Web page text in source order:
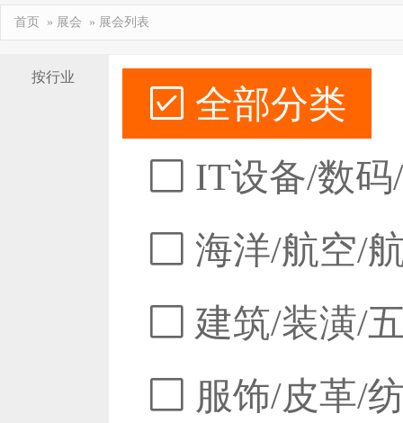
首页 » 展会 » 展会列表
按行业
全部分类
IT设备/数码
海洋/航空/
建筑/装潢/
服饰/皮革/